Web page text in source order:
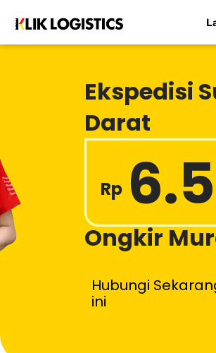
Ekspedisi
Darat
Rp
Ongkir
Hubungi
ini